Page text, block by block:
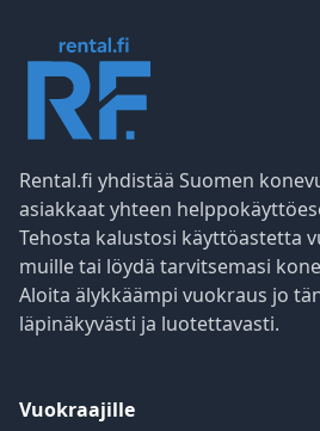
Rental.fi yhdistää Suomen
asiakkaat yhteen
Tehosta kalustosi käyttöastetta
muille tai löydä tarvitsemasi
Aloita älykkäämpi vuokraus jo
läpinäkyvästi ja luotettavasti.
Vuokraajille